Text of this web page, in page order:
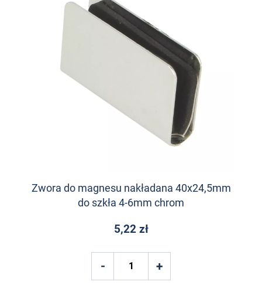
Zwora do magnesu nakładana 40x24,5mm
do szkła 4-6mm chrom
5,22 zł